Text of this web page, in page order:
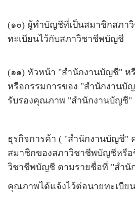
(๑๐) ผู้ทำบัญชีที่เป็นสมาชิกสภา
ทะเบียนไว้กับสภาวิชาชีพบัญชี
(๑๑) หัวหน้า "สำนักงานบัญชี" ห
หรือกรรมการของ "สำนักงานบั
รับรองคุณภาพ "สำนักงานบัญชี
ธุรกิจการค้า ( "สำนักงานบัญชี"
สมาชิกของสภาวิชาชีพบัญชีหรือ
วิชาชีพบัญชี ตามรายชื่อที่ "สำนั
คุณภาพได้แจ้งไว้ต่อนายทะเบียน